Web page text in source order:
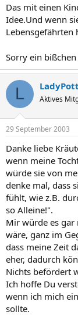
Das mit einen
Idee.Und wenn
Lebensgefährten
Sorry ein
L Aktives
29 September 2003
Danke liebe
wenn meine
würde sie von
denke mal, dass
fühlt, wie z.B.
so Alleine!".
Mir würde es gar
wäre, ganz im
dass meine Zeit
eher, dadurch
Nichts befördert
Ich hoffe Du
wenn ich mich
sollte.